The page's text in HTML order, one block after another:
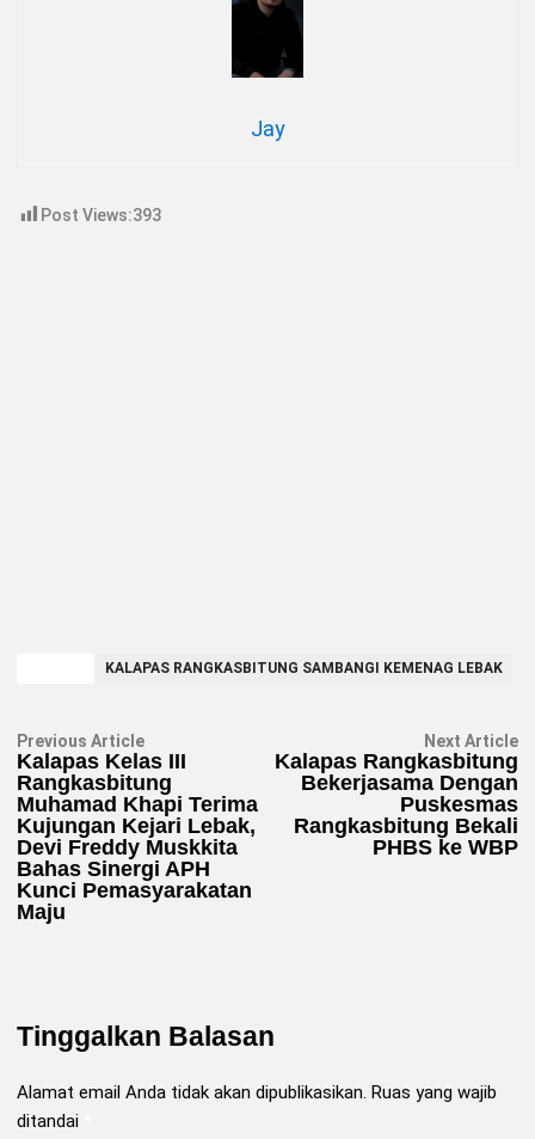
Jay
Post Views:393
KALAPAS RANGKASBITUNG SAMBANGI KEMENAG LEBAK
Navigasi
pos
Previous ArticlePrevious
article:
Kalapas Kelas III
Rangkasbitung
Muhamad Khapi Terima
Kujungan Kejari Lebak,
Devi Freddy Muskkita
Bahas Sinergi APH
Kunci Pemasyarakatan
Maju
Next Article
Kalapas Rangkasbitung
Bekerjasama Dengan
Puskesmas
Rangkasbitung Bekali
PHBS ke WBP
Tinggalkan Balasan
Alamat email Anda tidak akan dipublikasikan. Ruas yang wajib
ditandai